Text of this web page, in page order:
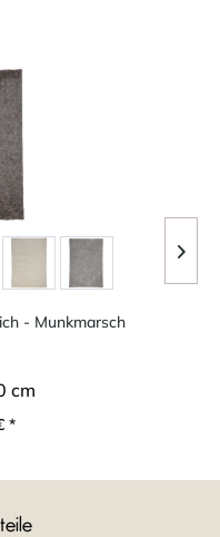
- Munkmarsch
cm
*